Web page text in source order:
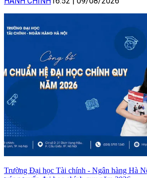
Trường Đại học Tài chính - Ngân hàng Hà